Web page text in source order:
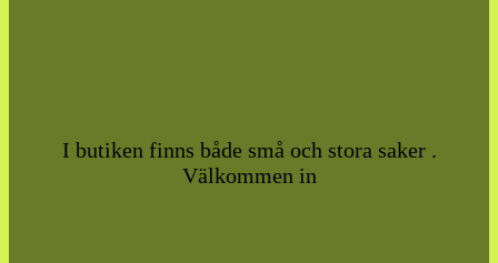
I butiken finns både små och stora saker .
Välkommen in